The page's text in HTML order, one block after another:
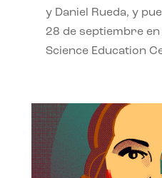
y Daniel Rueda, y
28 de septiembre en
Science Education